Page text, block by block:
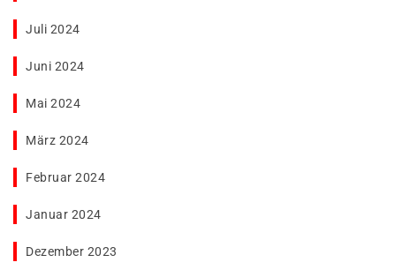
Juli 2024
Juni 2024
Mai 2024
März 2024
Februar 2024
Januar 2024
Dezember 2023